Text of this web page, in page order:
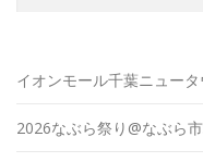
イオンモール千葉ニュー
2026なぶら祭り@なぶら